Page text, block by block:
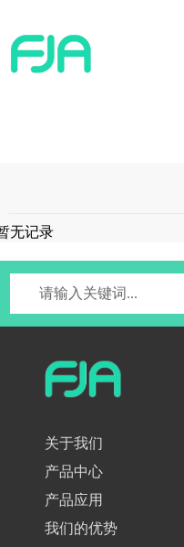
无记录
关于我们
产品中心
产品应用
我们的优势